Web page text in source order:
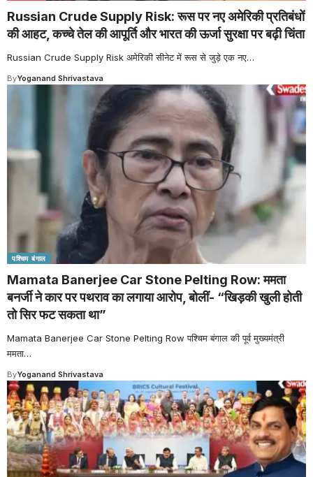
Russian Crude Supply Risk: रूस पर नए अमेरिकी प्रतिबंधों
की आहट, कच्चे तेल की आपूर्ति और भारत की ऊर्जा सुरक्षा पर बढ़ी चिंता
Russian Crude Supply Risk अमेरिकी सीनेट में रूस से जुड़े एक नए…
ByYoganand Shrivastava
पश्चिम बंगाल
Mamata Banerjee Car Stone Pelting Row: ममता
बनर्जी ने कार पर पथराव का लगाया आरोप, बोलीं- “खिड़की खुली होती
तो सिर फट सकता था”
Mamata Banerjee Car Stone Pelting Row पश्चिम बंगाल की पूर्व मुख्यमंत्री
ममता…
ByYoganand Shrivastava